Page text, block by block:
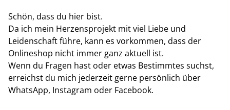
Schön, dass du hier bist.
Da ich mein Herzensprojekt mit viel Liebe und
Leidenschaft führe, kann es vorkommen, dass der
Onlineshop nicht immer ganz aktuell ist.
Wenn du Fragen hast oder etwas Bestimmtes suchst,
erreichst du mich jederzeit gerne persönlich über
WhatsApp, Instagram oder Facebook.